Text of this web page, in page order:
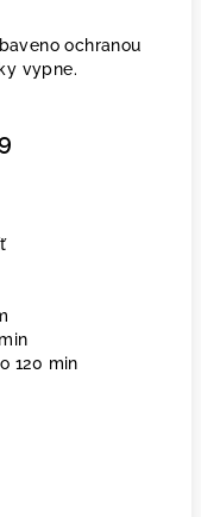
ochranou
vypne.
120 min